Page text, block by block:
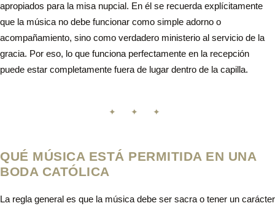
apropiados para la misa nupcial. En él se recuerda explícitamente
que la música no debe funcionar como simple adorno o
acompañamiento, sino como verdadero ministerio al servicio de la
gracia. Por eso, lo que funciona perfectamente en la recepción
puede estar completamente fuera de lugar dentro de la capilla.
✦ ✦ ✦
QUÉ MÚSICA ESTÁ PERMITIDA EN UNA
BODA CATÓLICA
La regla general es que la música debe ser sacra o tener un carácter